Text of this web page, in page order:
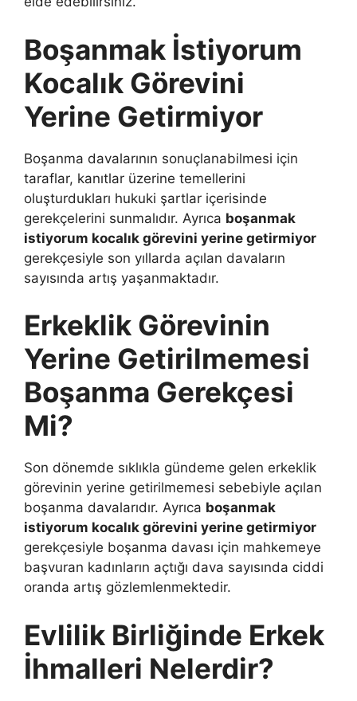
Boşanmak İstiyorum
Kocalık Görevini
Yerine Getirmiyor
Boşanma davalarının sonuçlanabilmesi için
taraflar, kanıtlar üzerine temellerini
oluşturdukları hukuki şartlar içerisinde
gerekçelerini sunmalıdır. Ayrıca boşanmak
istiyorum kocalık görevini yerine getirmiyor
gerekçesiyle son yıllarda açılan davaların
sayısında artış yaşanmaktadır.
Erkeklik Görevinin
Yerine Getirilmemesi
Boşanma Gerekçesi
Mi?
Son dönemde sıklıkla gündeme gelen erkeklik
görevinin yerine getirilmemesi sebebiyle açılan
boşanma davalarıdır. Ayrıca boşanmak
istiyorum kocalık görevini yerine getirmiyor
gerekçesiyle boşanma davası için mahkemeye
başvuran kadınların açtığı dava sayısında ciddi
oranda artış gözlemlenmektedir.
Evlilik Birliğinde Erkek
İhmalleri Nelerdir?